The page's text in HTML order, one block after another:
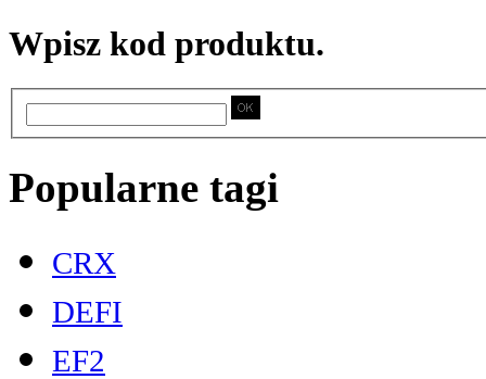
Wpisz kod produktu.
Popularne tagi
CRX
DEFI
EF2